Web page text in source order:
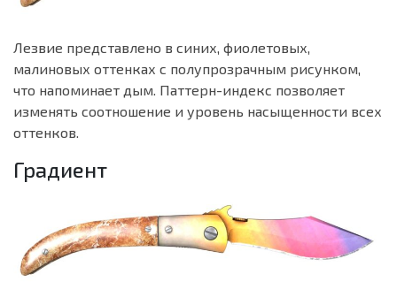
Лезвие представлено в синих, фиолетовых,
малиновых оттенках с полупрозрачным рисунком,
что напоминает дым. Паттерн-индекс позволяет
изменять соотношение и уровень насыщенности всех
оттенков.
Градиент